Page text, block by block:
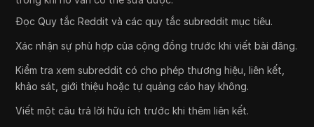
Đọc Quy tắc Reddit và các quy tắc subreddit mục tiêu.
Xác nhận sự phù hợp của cộng đồng trước khi viết bài đăng.
Kiểm tra xem subreddit có cho phép thương hiệu, liên kết,
khảo sát, giới thiệu hoặc tự quảng cáo hay không.
Viết một câu trả lời hữu ích trước khi thêm liên kết.